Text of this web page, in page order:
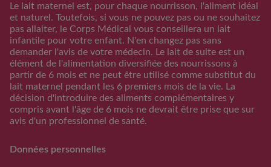
d’accouchement
Calculateur periode
d’ovulation
Calendrier Grossese
Guide de l’alimentation
S'inscrire/S'identifier
Support
FAQs
RAPPEL VOLONTAIRE ET
Le lait maternel est, pour chaque nourrisson, l'aliment idéal
et naturel. Toutefois, si vous ne pouvez pas ou ne souhaitez
pas allaiter, le Corps Médical vous conseillera un lait
infantile pour votre enfant. N'en changez pas sans
demander l'avis de votre médecin. Le lait de suite est un
élément de l'alimentation diversifiée des nourrissons à
partir de 6 mois et ne peut être utilisé comme substitut du
lait maternel pendant les 6 premiers mois de la vie. La
décision d'introduire des aliments complémentaires y
compris avant l'âge de 6 mois ne devrait être prise que sur
avis d'un professionnel de santé.
Données personnelles